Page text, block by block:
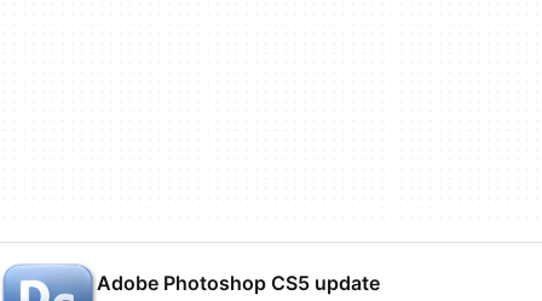
Adobe Photoshop CS5 update